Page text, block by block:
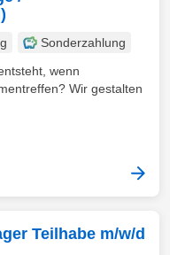
Sonderzahlung
wenn
Wir gestalten
Teilhabe m/w/d